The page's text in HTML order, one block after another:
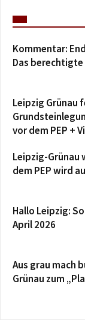
Kommentar:
Das
Leipzig Grünau
vor dem PEP +
Leipzig-Grünau
dem PEP wird
Hallo Leipzig:
April 2026
Aus grau mach
Grünau zum